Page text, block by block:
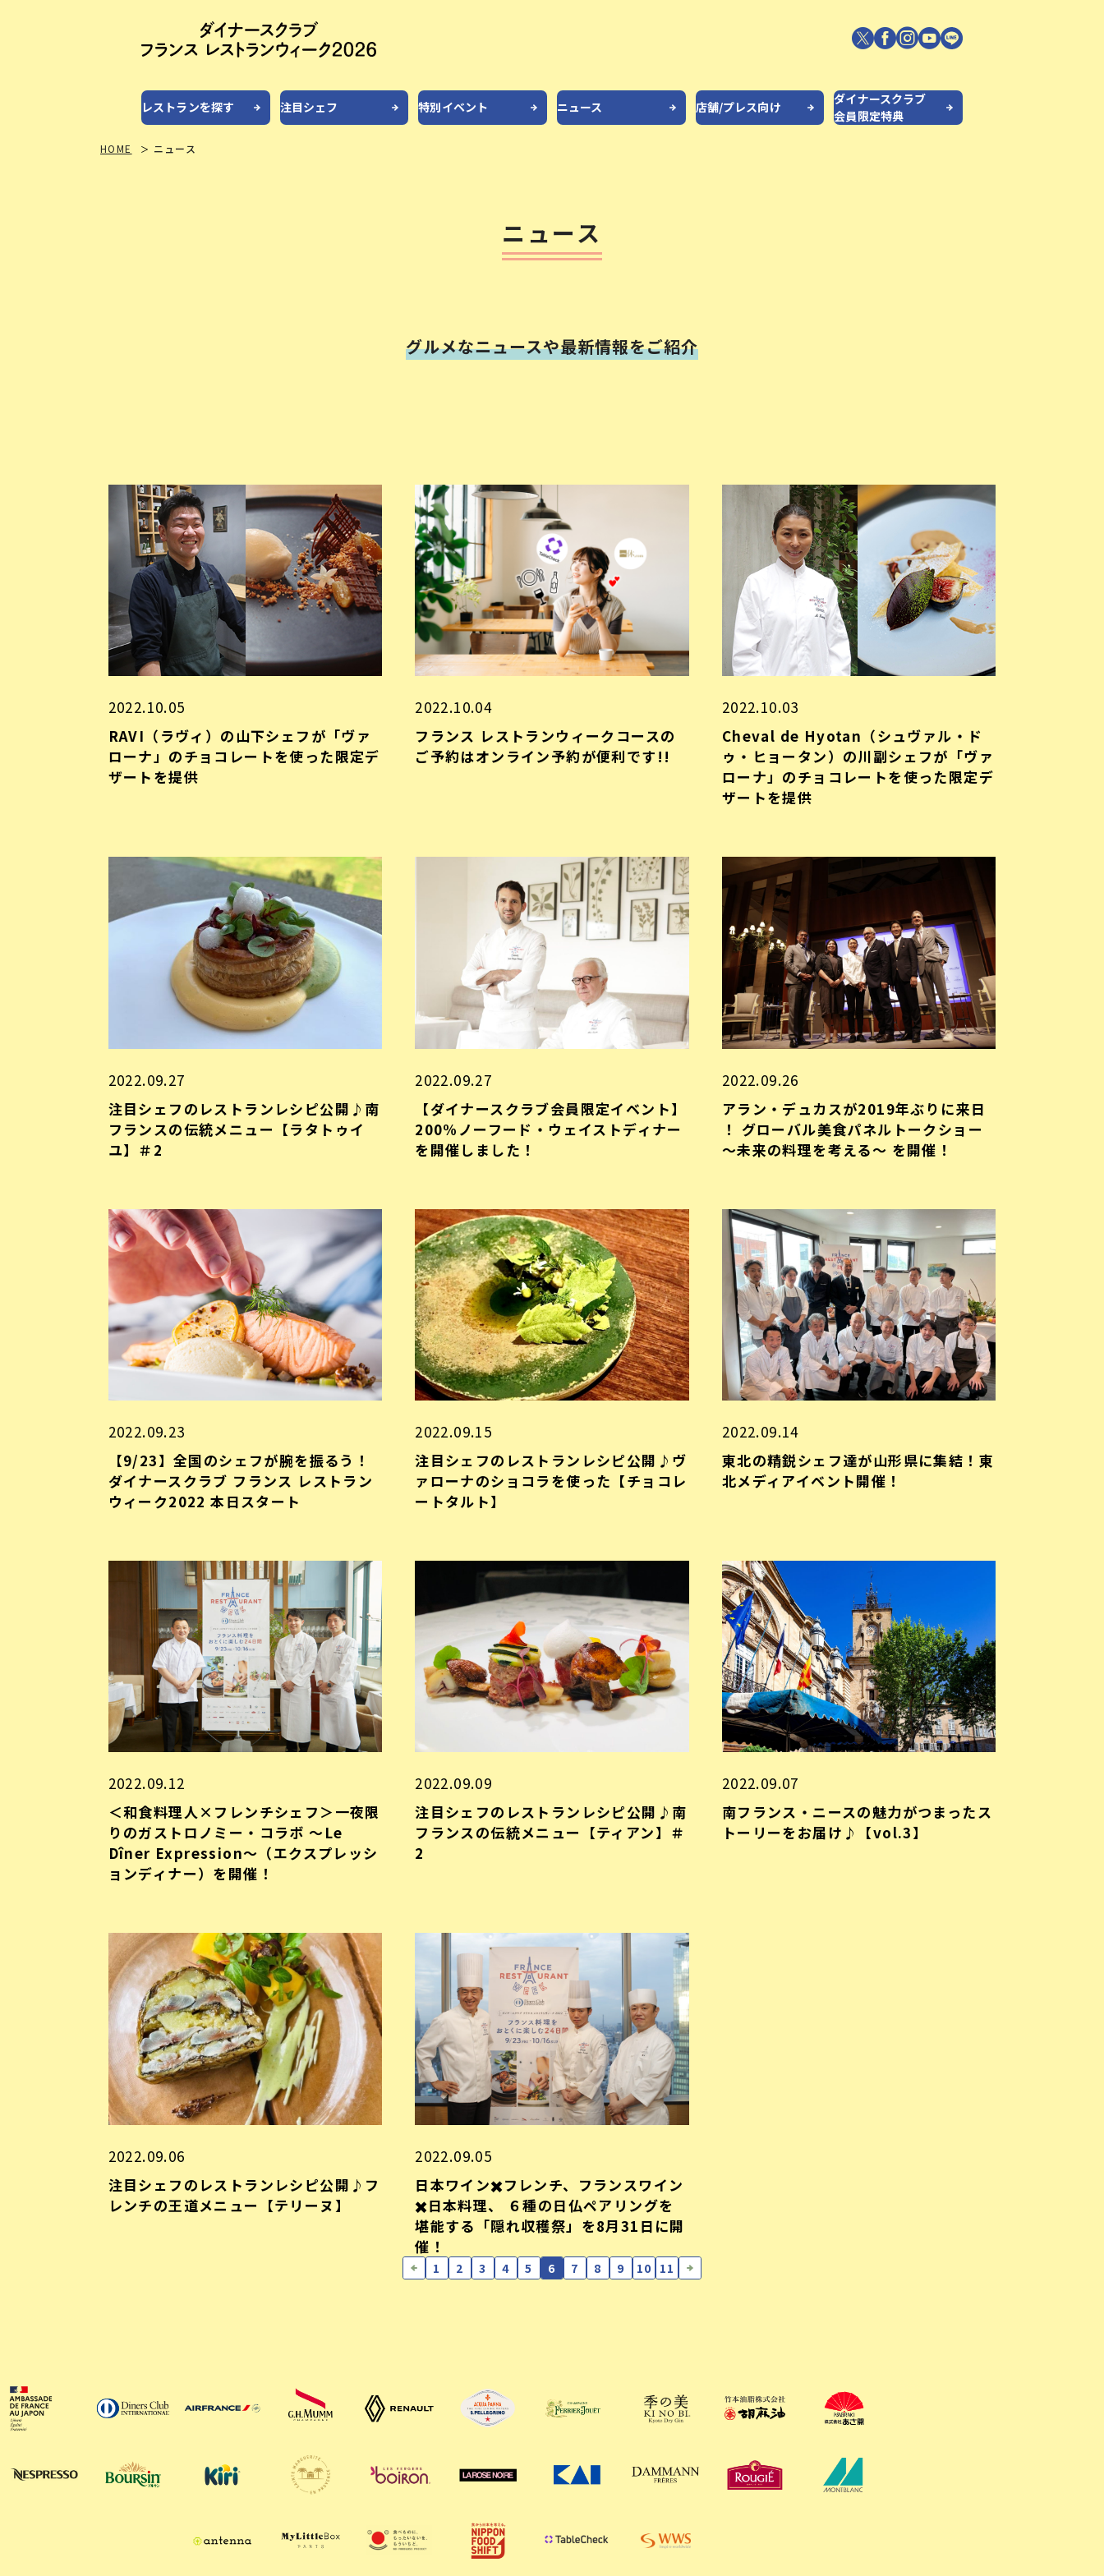
レストランを探す 注目シェフ 特別イベント ニュース 店舗/プレス向け
ダイナースクラブ
会員限定特典
HOME ニュース
ニュース
グルメなニュースや最新情報をご紹介
2022.10.05
RAVI（ラヴィ）の山下シェフが「ヴァ
ローナ」のチョコレートを使った限定デ
ザートを提供
2022.10.04
フランス レストランウィークコースの
ご予約はオンライン予約が便利です!!
2022.10.03
Cheval de Hyotan（シュヴァル・ド
ゥ・ヒョータン）の川副シェフが「ヴァ
ローナ」のチョコレートを使った限定デ
ザートを提供
2022.09.27
注目シェフのレストランレシピ公開♪南
フランスの伝統メニュー【ラタトゥイ
ユ】＃2
2022.09.27
【ダイナースクラブ会員限定イベント】
200%ノーフード・ウェイストディナー
を開催しました！
2022.09.26
アラン・デュカスが2019年ぶりに来日
！ グローバル美食パネルトークショー
〜未来の料理を考える〜 を開催！
2022.09.23
【9/23】全国のシェフが腕を振るう！
ダイナースクラブ フランス レストラン
ウィーク2022 本日スタート
2022.09.15
注目シェフのレストランレシピ公開♪ヴ
ァローナのショコラを使った【チョコレ
ートタルト】
2022.09.14
東北の精鋭シェフ達が山形県に集結！東
北メディアイベント開催！
2022.09.12
＜和食料理人×フレンチシェフ＞一夜限
りのガストロノミー・コラボ ～Le
Dîner Expression～（エクスプレッシ
ョンディナー）を開催！
2022.09.09
注目シェフのレストランレシピ公開♪南
フランスの伝統メニュー【ティアン】＃
2
2022.09.07
南フランス・ニースの魅力がつまったス
トーリーをお届け♪【vol.3】
2022.09.06
注目シェフのレストランレシピ公開♪フ
レンチの王道メニュー【テリーヌ】
2022.09.05
日本ワイン✖️フレンチ、フランスワイン
✖️日本料理、 ６種の日仏ペアリングを
堪能する「隠れ収穫祭」を8月31日に開
催！
1 2 3 4 5 6 7 8 9 10 11